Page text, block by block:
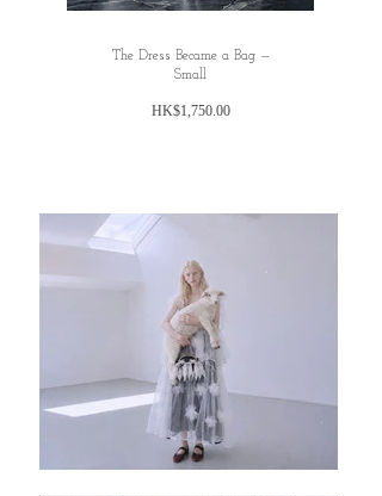
The Dress Became a Bag —
Small
HK$1,750.00價